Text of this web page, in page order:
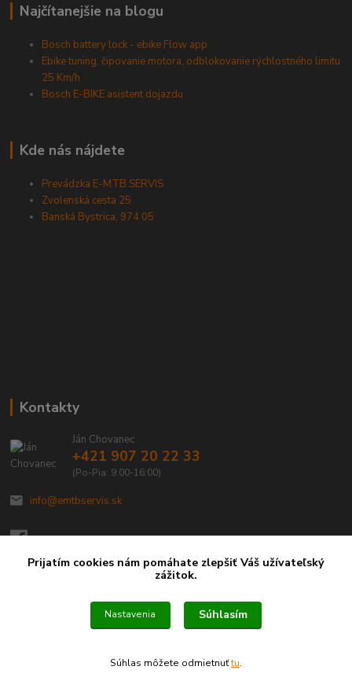
Najčítanejšie na blogu
Bosch battery lock - ebike Flow app
Ebike tuning, čipovanie motora, odblokovanie rýchlostného limitu
25 Km/h
Bosch E-BIKE asistent dojazdu
Kde nás nájdete
Prevádzka E-MTB SERVIS
Zvolenská cesta 25
Banská Bystrica, 974 05
Kontakty
Ján Chovanec
+421 907 20 22 33
(Po-Pia: 9:00-16:00)
info@emtbservis.sk
Prijatím cookies nám pomáhate zlepšiť Váš užívateľský
zážitok.
Nastavenia Súhlasím
Súhlas môžete odmietnuťtu.